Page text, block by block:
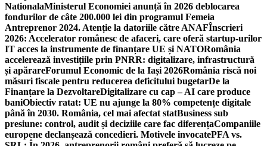
NationalaMinisterul Economiei anunță în 2026 deblocarea
fondurilor de câte 200.000 lei din programul Femeia
Antreprenor 2024. Atenție la datoriile către ANAFÎnscrieri
2026: Accelerator românesc de afaceri, care oferă startup-urilor
IT acces la instrumente de finanțare UE și NATORomânia
accelerează investițiile prin PNRR: digitalizare, infrastructură
și apărareForumul Economic de la Iași 2026România riscă noi
măsuri fiscale pentru reducerea deficitului bugetarDe la
Finanțare la DezvoltareDigitalizare cu cap – AI care produce
baniObiectiv ratat: UE nu ajunge la 80% competențe digitale
până în 2030. România, cel mai afectat statBusiness sub
presiune: control, audit și deciziile care fac diferențaCompaniile
europene declanșează concedieri. Motivele invocatePFA vs.